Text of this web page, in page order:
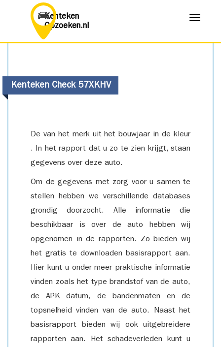
Kenteken
Opzoeken.nl
Menu
Kenteken Check 57XKHV
De van het merk uit het bouwjaar in de kleur
. In het rapport dat u zo te zien krijgt, staan
gegevens over deze auto.
Om de gegevens met zorg voor u samen te
stellen hebben we verschillende databases
grondig doorzocht. Alle informatie die
beschikbaar is over de auto hebben wij
opgenomen in de rapporten. Zo bieden wij
het gratis te downloaden basisrapport aan.
Hier kunt u onder meer praktische informatie
vinden zoals het type brandstof van de auto,
de APK datum, de bandenmaten en de
topsnelheid vinden van de auto. Naast het
basisrapport bieden wij ook uitgebreidere
rapporten aan. Het schadeverleden kunt u